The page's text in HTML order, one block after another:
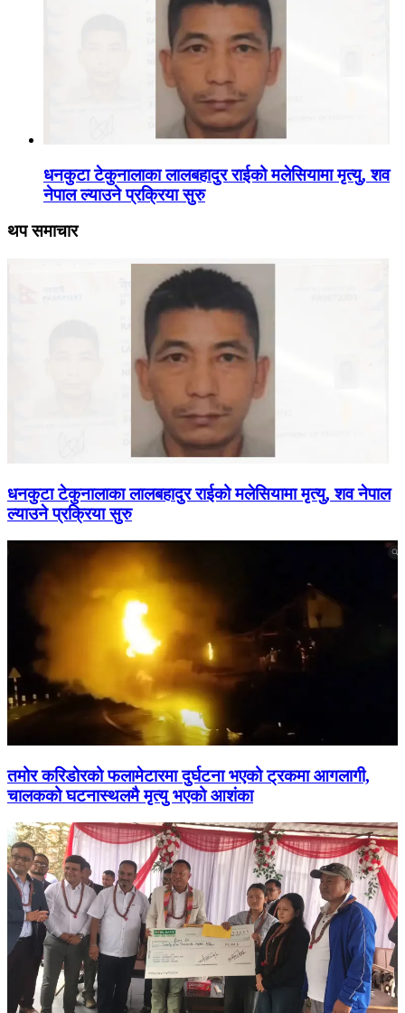
धनकुटा टेकुनालाका लालबहादुर राईको मलेसियामा मृत्यु, शव
नेपाल ल्याउने प्रक्रिया सुरु
थप समाचार
धनकुटा टेकुनालाका लालबहादुर राईको मलेसियामा मृत्यु, शव नेपाल
ल्याउने प्रक्रिया सुरु
तमोर करिडोरको फलामेटारमा दुर्घटना भएको ट्रकमा आगलागी,
चालकको घटनास्थलमै मृत्यु भएको आशंका